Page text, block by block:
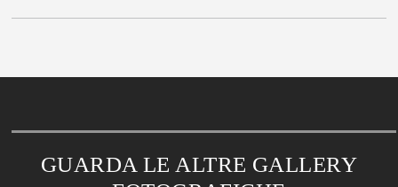
GUARDA LE ALTRE GALLERY